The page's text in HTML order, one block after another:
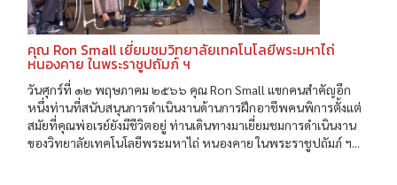
คุณ Ron Small เยี่ยมชมวิทยาลัยเทคโนโลยีพระมหาไถ่
หนองคาย ในพระราชูปถัมภ์ ฯ
วันศุกร์ที่ ๑๒ พฤษภาคม ๒๕๖๖ คุณ Ron Small แขกคนสำคัญอีก
หนึ่งท่านที่สนับสนุนการดำเนินงานด้านการฝึกอาชีพคนพิการตั้งแต่
สมัยที่คุณพ่อเรย์ยังมีชีวิตอยู่ ท่านเดินทางมาเยี่ยมชมการดำเนินงาน
ของวิทยาลัยเทคโนโลยีพระมหาไถ่ หนองคาย ในพระราชูปถัมภ์ ฯ...